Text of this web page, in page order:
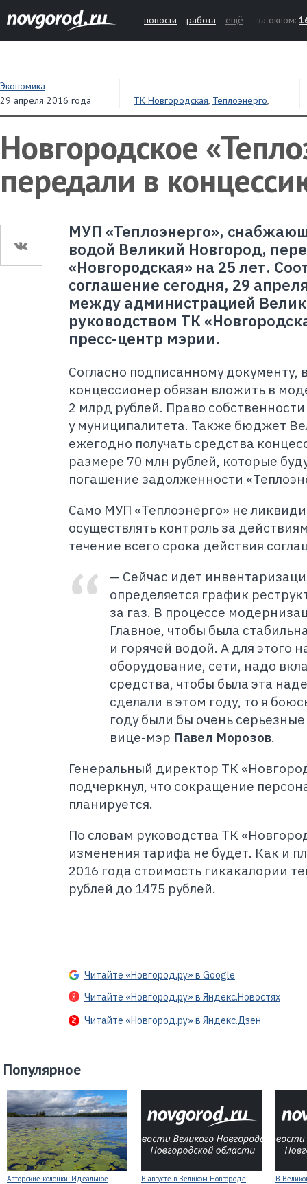
новости работа ещё за окном:
Экономика
29 апреля 2016 года
ТК Новгородская, Теплоэнерго,
концессия
Новгородское
передали в
МУП «Теплоэнерго»,
водой Великий Новгород,
«Новгородская» на 25 лет.
соглашение сегодня, 29
между администрацией
руководством ТК
пресс-центр мэрии.
Согласно подписанному документу,
концессионер обязан вложить в
2 млрд рублей. Право
у муниципалитета. Также бюджет
ежегодно получать средства
размере 70 млн рублей, которые
погашение задолженности
Само МУП «Теплоэнерго» не
осуществлять контроль за
течение всего срока действия
— Сейчас идет
определяется график
за газ. В процессе
Главное, чтобы была
и горячей водой. А для этого
оборудование, сети, надо
средства, чтобы была эта
сделали в этом году, то я
году были бы очень
вице-мэр Павел Морозов.
Генеральный директор ТК
подчеркнул, что сокращение
планируется.
По словам руководства ТК
изменения тарифа не будет. Как и
2016 года стоимость гикакалории
рублей до 1475 рублей.
Читайте «Новгород.ру» в Google
Читайте «Новгород.ру» в Яндекс.Новостях
Читайте «Новгород.ру» в Яндекс.Дзен
Популярное
Авторские колонки: Идеальное
В августе в Великом Новгороде
В